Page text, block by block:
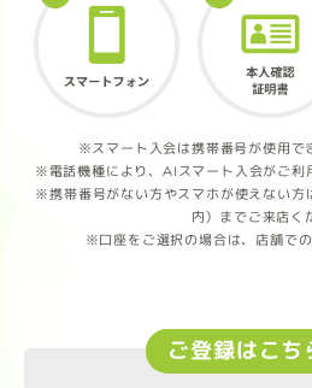
※スマート入会は携帯番号が使用で
※電話機種により、AIスマート入会がご利
※携帯番号がない方やスマホが使えない方
内）までご来店く
※口座をご選択の場合は、店舗での
ご登録はこち